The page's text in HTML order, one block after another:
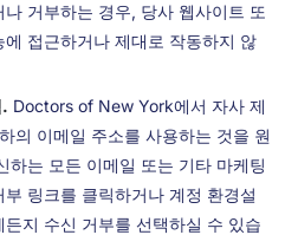
거부하는 경우, 당사 웹사이트 또
접근하거나 제대로 작동하지 않
Doctors of New York에서 자사 제
의 이메일 주소를 사용하는 것을 원
하는 모든 이메일 또는 기타 마케팅
링크를 클릭하거나 계정 환경설
지 수신 거부를 선택하실 수 있습